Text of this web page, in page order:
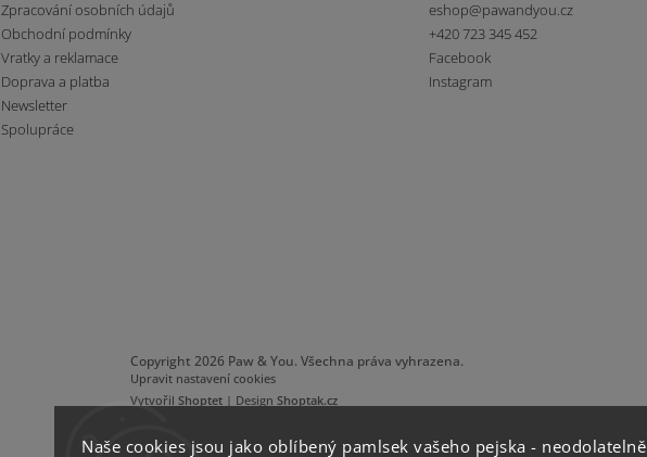
Naše cookies jsou jako oblíbený pamlsek vašeho pejska - neodolatelně
Zpracování osobních údajů
Obchodní podmínky
Vratky a reklamace
Doprava a platba
Newsletter
Spolupráce
eshop@pawandyou.cz
+420 723 345 452
Facebook
Instagram
Copyright 2026 Paw & You. Všechna práva vyhrazena.
Upravit nastavení cookies
Vytvořil Shoptet| Design Shoptak.cz